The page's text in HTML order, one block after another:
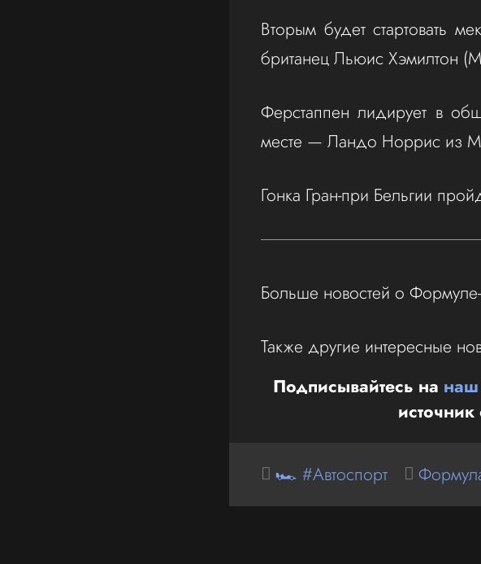
Вторым будет стартовать
британец Льюис Хэмилтон
Ферстаппен лидирует в
месте — Ландо Норрис из
Гонка Гран-при Бельгии
Больше новостей о
Также другие интересные
Подписывайтесь на наш
🏎 #Автоспорт